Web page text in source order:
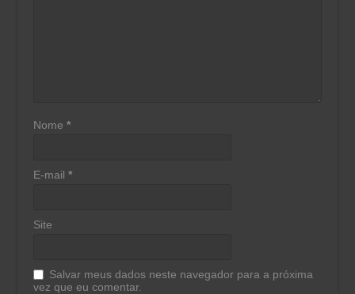
Nome*
E-mail*
Site
Salvar meus dados neste navegador para a próxima
vez que eu comentar.